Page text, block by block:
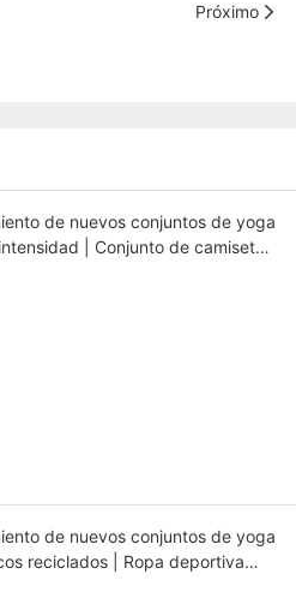
Próximo
de nuevos conjuntos de yoga
| Conjunto de camiseta
de nuevos conjuntos de yoga
reciclados | Ropa deportiva